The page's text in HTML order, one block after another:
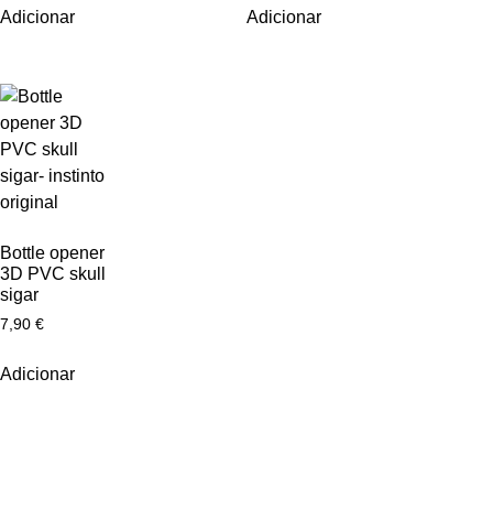
Adicionar Adicionar
Bottle opener
3D PVC skull
sigar
7,90 €
Adicionar